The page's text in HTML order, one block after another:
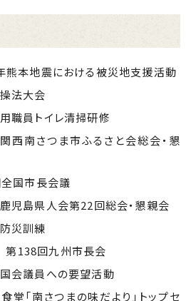
本地震における被災地支援活動
法大会
員トイレ清掃研修
南さつま市ふるさと会総会・懇
国市長会議
島県人会第22回総会・懇親会
災訓練
138回九州市長会
会議員への要望活動
「南さつまの味だより」トップセ